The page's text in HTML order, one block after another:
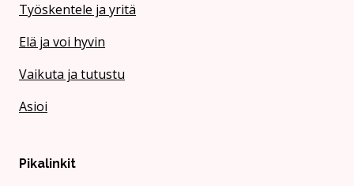
Työskentele ja yritä
Elä ja voi hyvin
Vaikuta ja tutustu
Asioi
Pikalinkit